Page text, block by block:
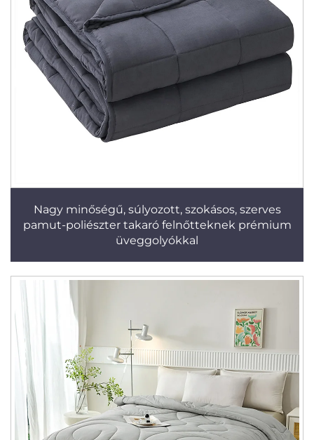
Nagy minőségű, súlyozott, szokásos, szerves
pamut-poliészter takaró felnőtteknek prémium
üveggolyókkal